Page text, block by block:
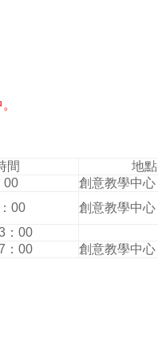
間
地點
00
創意教學中心
00
創意教學中心
：00
：00
創意教學中心